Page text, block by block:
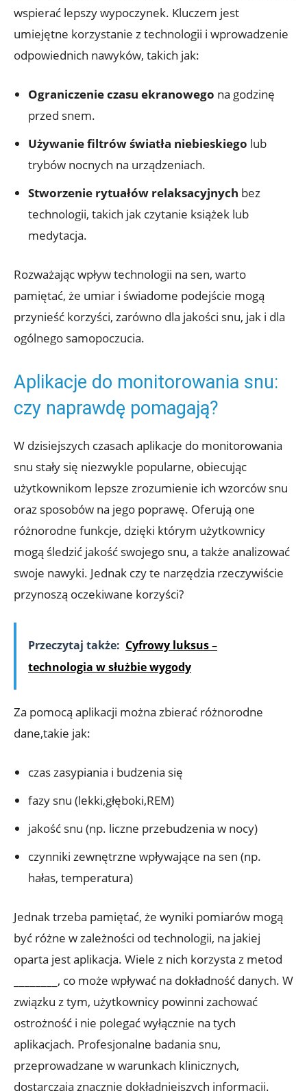
wspierać lepszy wypoczynek. Kluczem jest
umiejętne korzystanie z technologii i wprowadzenie
odpowiednich nawyków, takich jak:
Ograniczenie czasu ekranowego na godzinę
przed snem.
Używanie filtrów światła niebieskiego lub
trybów nocnych na urządzeniach.
Stworzenie rytuałów relaksacyjnych bez
technologii, takich jak czytanie książek lub
medytacja.
Rozważając wpływ technologii na sen, warto
pamiętać, że umiar i świadome podejście mogą
przynieść korzyści, zarówno dla jakości snu, jak i dla
ogólnego samopoczucia.
Aplikacje do monitorowania snu:
czy naprawdę pomagają?
W dzisiejszych czasach aplikacje do monitorowania
snu stały się niezwykle popularne, obiecując
użytkownikom lepsze zrozumienie ich wzorców snu
oraz sposobów na jego poprawę. Oferują one
różnorodne funkcje, dzięki którym użytkownicy
mogą śledzić jakość swojego snu, a także analizować
swoje nawyki. Jednak czy te narzędzia rzeczywiście
przynoszą oczekiwane korzyści?
Przeczytaj także: Cyfrowy luksus –
technologia w służbie wygody
Za pomocą aplikacji można zbierać różnorodne
dane,takie jak:
czas zasypiania i budzenia się
fazy snu (lekki,głęboki,REM)
jakość snu (np. liczne przebudzenia w nocy)
czynniki zewnętrzne wpływające na sen (np.
hałas, temperatura)
Jednak trzeba pamiętać, że wyniki pomiarów mogą
być różne w zależności od technologii, na jakiej
oparta jest aplikacja. Wiele z nich korzysta z metod
________, co może wpływać na dokładność danych. W
związku z tym, użytkownicy powinni zachować
ostrożność i nie polegać wyłącznie na tych
aplikacjach. Profesjonalne badania snu,
przeprowadzane w warunkach klinicznych,
dostarczają znacznie dokładniejszych informacji.